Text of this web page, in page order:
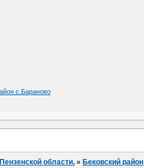
с.Бараново
области. » Бековский район